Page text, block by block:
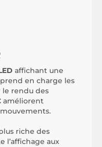
affichant une
en charge les
le rendu des
améliorent
riche des
l’affichage aux